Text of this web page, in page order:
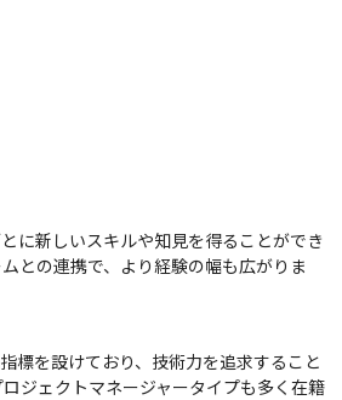
に新しいスキルや知見を得ることができ
との連携で、より経験の幅も広がりま
標を設けており、技術力を追求すること
ジェクトマネージャータイプも多く在籍